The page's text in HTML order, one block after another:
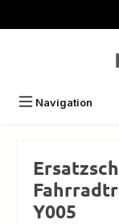
Zum Hauptinhalt
Navigation
Y005